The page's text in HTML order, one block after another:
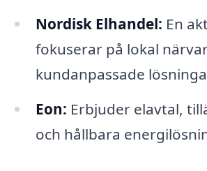
Nordisk Elhandel: En
fokuserar på lokal
kundanpassade
Eon: Erbjuder elavtal,
och hållbara